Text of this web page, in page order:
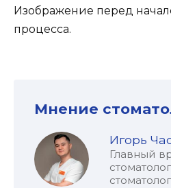
Изображение перед
процесса.
Мнение
Игорь
Главный